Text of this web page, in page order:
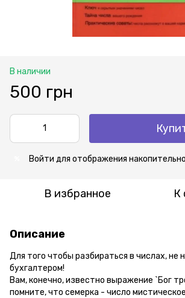
В наличии
500 грн
Войти для отображения
В избранное К
Описание
Для того чтобы разбираться в числах, не
бухгалтером!
Вам, конечно, известно выражение `Бог
помните, что семерка - число